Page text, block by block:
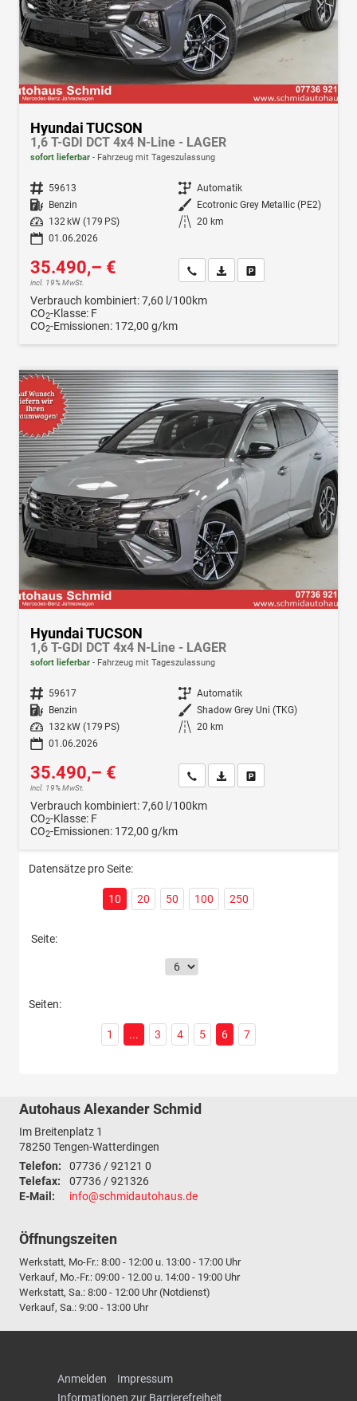
Hyundai TUCSON
1,6 T-GDI DCT 4x4 N-Line - LAGER
sofort lieferbar Fahrzeug mit Tageszulassung
Fahrzeugnr. 59613 Getriebe Automatik
Kraftstoff Benzin Außenfarbe Ecotronic Grey Metallic (PE2)
Leistung
132 kW (179 PS) Kilometerstand 20 km
01.06.2026
35.490,– €
incl. 19% MwSt.
Wir rufen Sie anFahrzeugexposé (PDF)
Verbrauch kombiniert:7,60 l/100km
CO2-Klasse: F
CO2-Emissionen: 172,00 g/km
Hyundai TUCSON
1,6 T-GDI DCT 4x4 N-Line - LAGER
sofort lieferbar Fahrzeug mit Tageszulassung
Fahrzeugnr. 59617 Getriebe Automatik
Kraftstoff Benzin Außenfarbe Shadow Grey Uni (TKG)
Leistung
132 kW (179 PS) Kilometerstand 20 km
01.06.2026
35.490,– €
incl. 19% MwSt.
Wir rufen Sie anFahrzeugexposé (PDF)
Verbrauch kombiniert:7,60 l/100km
CO2-Klasse: F
CO2-Emissionen: 172,00 g/km
Datensätze pro Seite:
10 20 50 100 250
Seite:
Seiten:
1 ... 3 4 5 6 7
Autohaus Alexander Schmid
Im Breitenplatz 1
78250 Tengen-Watterdingen
Telefon:
07736 / 92121 0
Telefax:
07736 / 921326
E-Mail:
info@schmidautohaus.de
Öffnungszeiten
Werkstatt, Mo-Fr.: 8:00 - 12:00 u. 13:00 - 17:00 Uhr
Verkauf, Mo.-Fr.: 09:00 - 12.00 u. 14:00 - 19:00 Uhr
Werkstatt, Sa.: 8:00 - 12:00 Uhr (Notdienst)
Verkauf, Sa.: 9:00 - 13:00 Uhr
Anmelden
Impressum
Informationen zur Barrierefreiheit